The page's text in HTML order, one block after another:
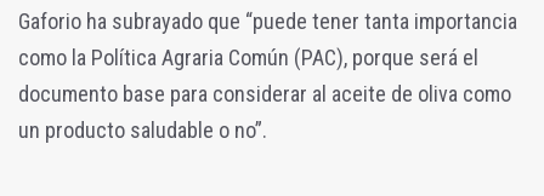
Gaforio ha subrayado que “puede tener tanta importancia
como la Política Agraria Común (PAC), porque será el
documento base para considerar al aceite de oliva como
un producto saludable o no”.